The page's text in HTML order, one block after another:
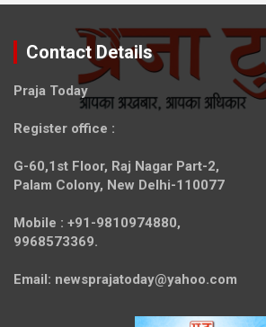
Contact Details
Praja Today
Register office :
G-60,1st Floor, Raj Nagar Part-2,
Palam Colony, New Delhi-110077
Mobile : +91-9810974880,
9968573369.
Email: newsprajatoday@yahoo.com